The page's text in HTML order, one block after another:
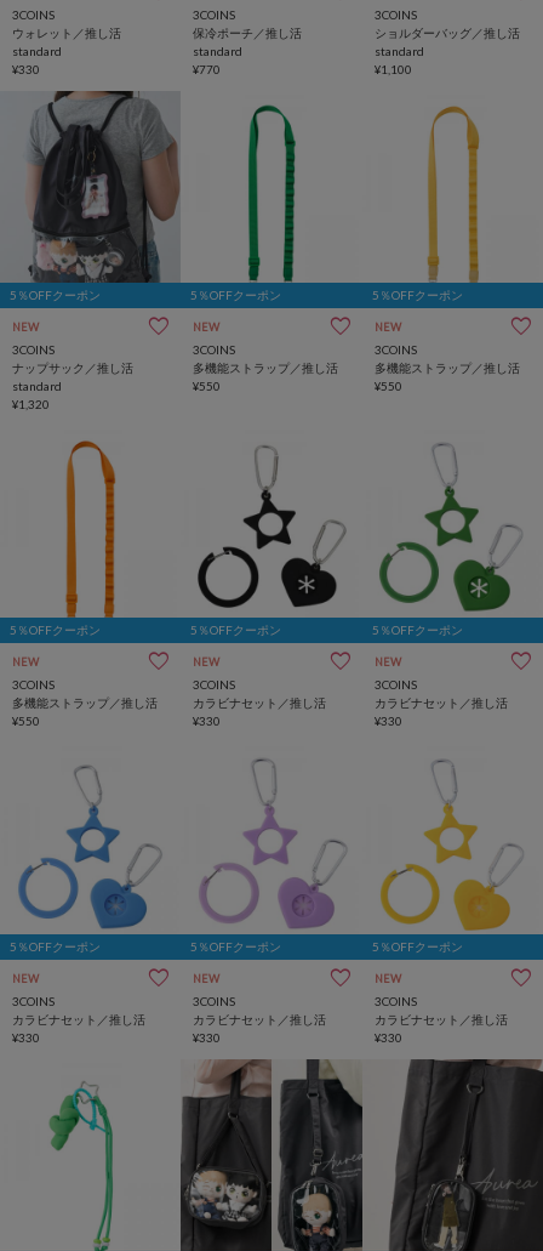
3COINS
ウォレット／推し活
standard
¥330
3COINS
保冷ポーチ／推し活
standard
¥770
3COINS
ショルダーバッグ／推し活
standard
¥1,100
5％OFFクーポン
NEW
3COINS
ナップサック／推し活
standard
¥1,320
5％OFFクーポン
NEW
3COINS
多機能ストラップ／推し活
¥550
5％OFFクーポン
NEW
3COINS
多機能ストラップ／推し活
¥550
5％OFFクーポン
NEW
3COINS
多機能ストラップ／推し活
¥550
5％OFFクーポン
NEW
3COINS
カラビナセット／推し活
¥330
5％OFFクーポン
NEW
3COINS
カラビナセット／推し活
¥330
5％OFFクーポン
NEW
3COINS
カラビナセット／推し活
¥330
5％OFFクーポン
NEW
3COINS
カラビナセット／推し活
¥330
5％OFFクーポン
NEW
3COINS
カラビナセット／推し活
¥330